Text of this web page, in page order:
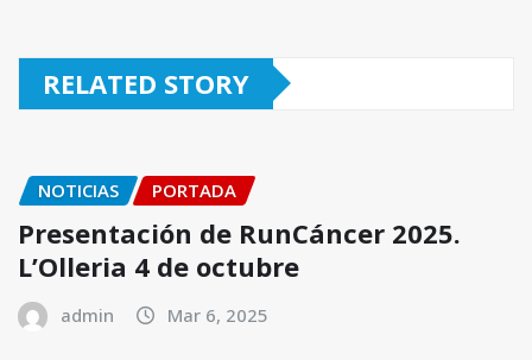
RELATED STORY
NOTICIAS PORTADA
Presentación de RunCáncer 2025.
L’Olleria 4 de octubre
admin Mar 6, 2025